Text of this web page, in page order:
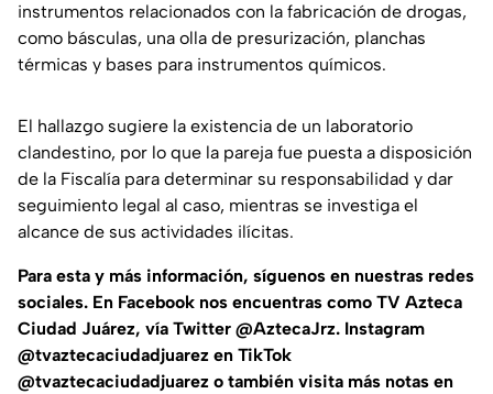
instrumentos relacionados con la fabricación de drogas,
como básculas, una olla de presurización, planchas
térmicas y bases para instrumentos químicos.
El hallazgo sugiere la existencia de un laboratorio
clandestino, por lo que la pareja fue puesta a disposición
de la Fiscalía para determinar su responsabilidad y dar
seguimiento legal al caso, mientras se investiga el
alcance de sus actividades ilícitas.
Para esta y más información, síguenos en nuestras redes
sociales. En Facebook nos encuentras como TV Azteca
Ciudad Juárez, vía Twitter @AztecaJrz. Instagram
@tvaztecaciudadjuarez en TikTok
@tvaztecaciudadjuarez o también visita más notas en